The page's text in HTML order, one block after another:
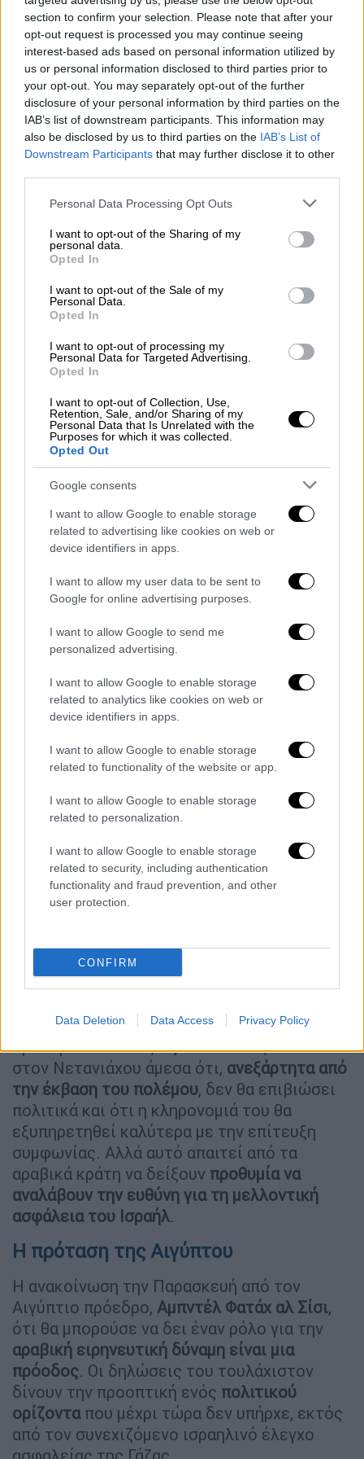
section to confirm your selection. Please note that after your
opt-out request is processed you may continue seeing
interest-based ads based on personal information utilized by
us or personal information disclosed to third parties prior to
your opt-out. You may separately opt-out of the further
disclosure of your personal information by third parties on the
IAB’s list of downstream participants. This information may
also be disclosed by us to third parties on the IAB’s List of
Downstream Participants that may further disclose it to other
Please note that this website/app uses one or more Google
not limited to your visit or usage behaviour. You may click to
grant or deny consent to Google and its third-party tags to
use your data for below specified purposes in below Google
consent section.
Personal Data Processing Opt Outs
I want to opt-out of the Sharing of my
personal data.
Opted In
I want to opt-out of the Sale of my
Personal Data.
Opted In
I want to opt-out of processing my
Personal Data for Targeted Advertising.
Opted In
I want to opt-out of Collection, Use,
Retention, Sale, and/or Sharing of my
Personal Data that Is Unrelated with the
Purposes for which it was collected.
Opted Out
Google consents
I want to allow Google to enable storage
related to advertising like cookies on web or
device identifiers in apps.
I want to allow my user data to be sent to
Google for online advertising purposes.
I want to allow Google to send me
personalized advertising.
I want to allow Google to enable storage
related to analytics like cookies on web or
device identifiers in apps.
I want to allow Google to enable storage
related to functionality of the website or app.
I want to allow Google to enable storage
related to personalization.
I want to allow Google to enable storage
related to security, including authentication
functionality and fraud prevention, and other
user protection.
CONFIRM
Data Deletion Data Access Privacy Policy
Επιπλέον, ο Νετανιάχου γνωρίζει ότι αν
συμβιβαζόταν με έναδιαφορετικό
αποτέλεσμα
, οι οποίοι θα μπορούσαν στη συνέχεια να
αποχωρήσουν από την κυβέρνηση και να
επιβάλουνεκλογέςπου οιδημοσκοπήσεις
δείχνουν ότι θέλει το κοινό - και τις οποίες
Χάνει έδαφος η παράταση της
κατάπαυσης του πυρός
Έτσι, όσοι πιέζουν για
χαρτιά στα χέρια τους. Βασίζονται στην
ισχυρή εγχώρια συναισθηματική πίεση
ακόμη απελευθερωθεί, καθώς και στη διεθνή
απαίτηση ότι η ανθρωπιστική βοήθεια
πρέπει να συνεχιστεί στη Γάζα. Οι επόμενες
ημέρες μπορεί να κάνουν κάτι για να
υπογραμμίσουν πόσο κοντά έχει βρεθεί η
Γάζα σε μιαμορφή μαζικής πείνας
Οι διπλωμάτες βλέπουν τους τρεις
βασικούς παράγοντες στη λήψη αποφάσεων
στο Ισραήλ ως τουπουργικό συμβούλιο
, το γραφείο του Νετανιάχου και την
υπηρεσία πληροφοριώνΜοσάντκαι από
αυτούς τους τρεις, η Μοσάντ είναι
πιθανότερο να υποστηρίξει τηνπαράταση
της παύσης.
Ελπίζεται ότιη Μοσάντ έχει τις γνώσεις για
εξόντωση της Χαμάςπρέπει τουλάχιστον να
καθοριστεί και ενδεχομένως να
εξειδικευτεί.
Υποστηρίζεται ότι εναπόκειται στον
πρόεδρο των ΗΠΑ,Τζο Μπάιντεν, να πει
στον Νετανιάχου άμεσα ότι, ανεξάρτητα από
την έκβαση του πολέμου, δεν θα επιβιώσει
πολιτικά και ότι η κληρονομιά του θα
εξυπηρετηθεί καλύτερα με την επίτευξη
συμφωνίας. Αλλά αυτό απαιτεί από τα
αραβικά κράτη να δείξουν προθυμία να
αναλάβουν την ευθύνη για τη μελλοντική
ασφάλεια του Ισραήλ.
Η πρόταση της Αιγύπτου
Η ανακοίνωση την Παρασκευή από τον
Αιγύπτιο πρόεδρο, Αμπντέλ Φατάχ αλ Σίσι,
ότι θα μπορούσε να δει έναν ρόλο για την
αραβική ειρηνευτική δύναμη είναι μια
πρόοδος. Οι δηλώσεις του τουλάχιστον
δίνουν την προοπτική ενός πολιτικού
ορίζονταπου μέχρι τώρα δεν υπήρχε, εκτός
από τον συνεχιζόμενο ισραηλινό έλεγχο